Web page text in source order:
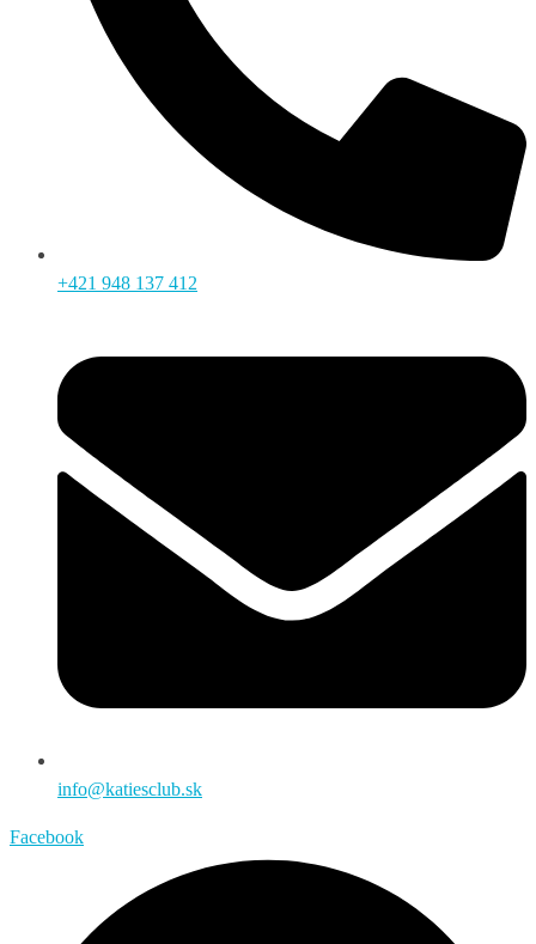
+421 948 137 412
info@katiesclub.sk
Facebook